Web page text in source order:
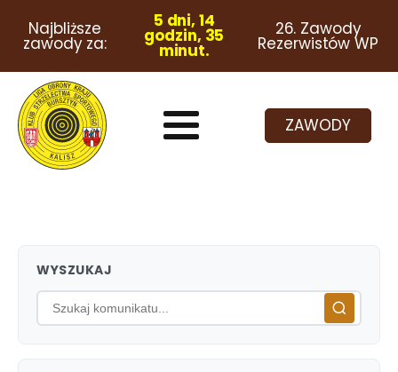
Najbliższe
zawody za:
5 dni, 14
godzin, 35
minut.
26. Zawody
Rezerwistów WP
ZAWODY
WYSZUKAJ